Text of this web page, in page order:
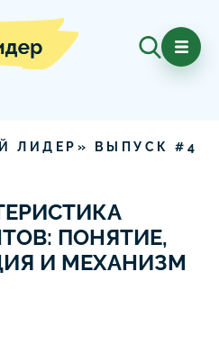
ЛИДЕР» ВЫПУСК # 4
ПОНЯТИЕ,
И МЕХАНИЗМ